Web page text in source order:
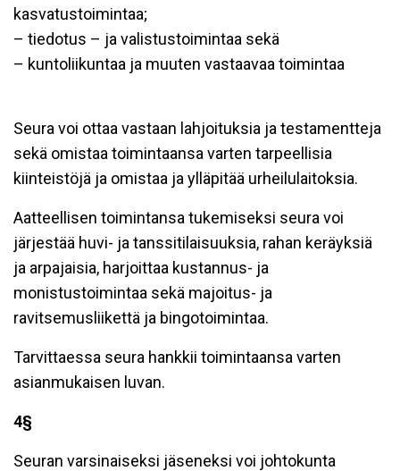
kasvatustoimintaa;
– tiedotus – ja valistustoimintaa sekä
– kuntoliikuntaa ja muuten vastaavaa toimintaa
Seura voi ottaa vastaan lahjoituksia ja testamentteja
sekä omistaa toimintaansa varten tarpeellisia
kiinteistöjä ja omistaa ja ylläpitää urheilulaitoksia.
Aatteellisen toimintansa tukemiseksi seura voi
järjestää huvi- ja tanssitilaisuuksia, rahan keräyksiä
ja arpajaisia, harjoittaa kustannus- ja
monistustoimintaa sekä majoitus- ja
ravitsemusliikettä ja bingotoimintaa.
Tarvittaessa seura hankkii toimintaansa varten
asianmukaisen luvan.
4§
Seuran varsinaiseksi jäseneksi voi johtokunta